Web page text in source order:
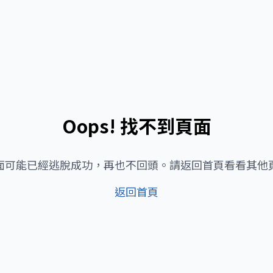
Oops! 找不到頁面
可能已經逃脫成功，再也不回頭。請返回首頁看看其他
返回首頁